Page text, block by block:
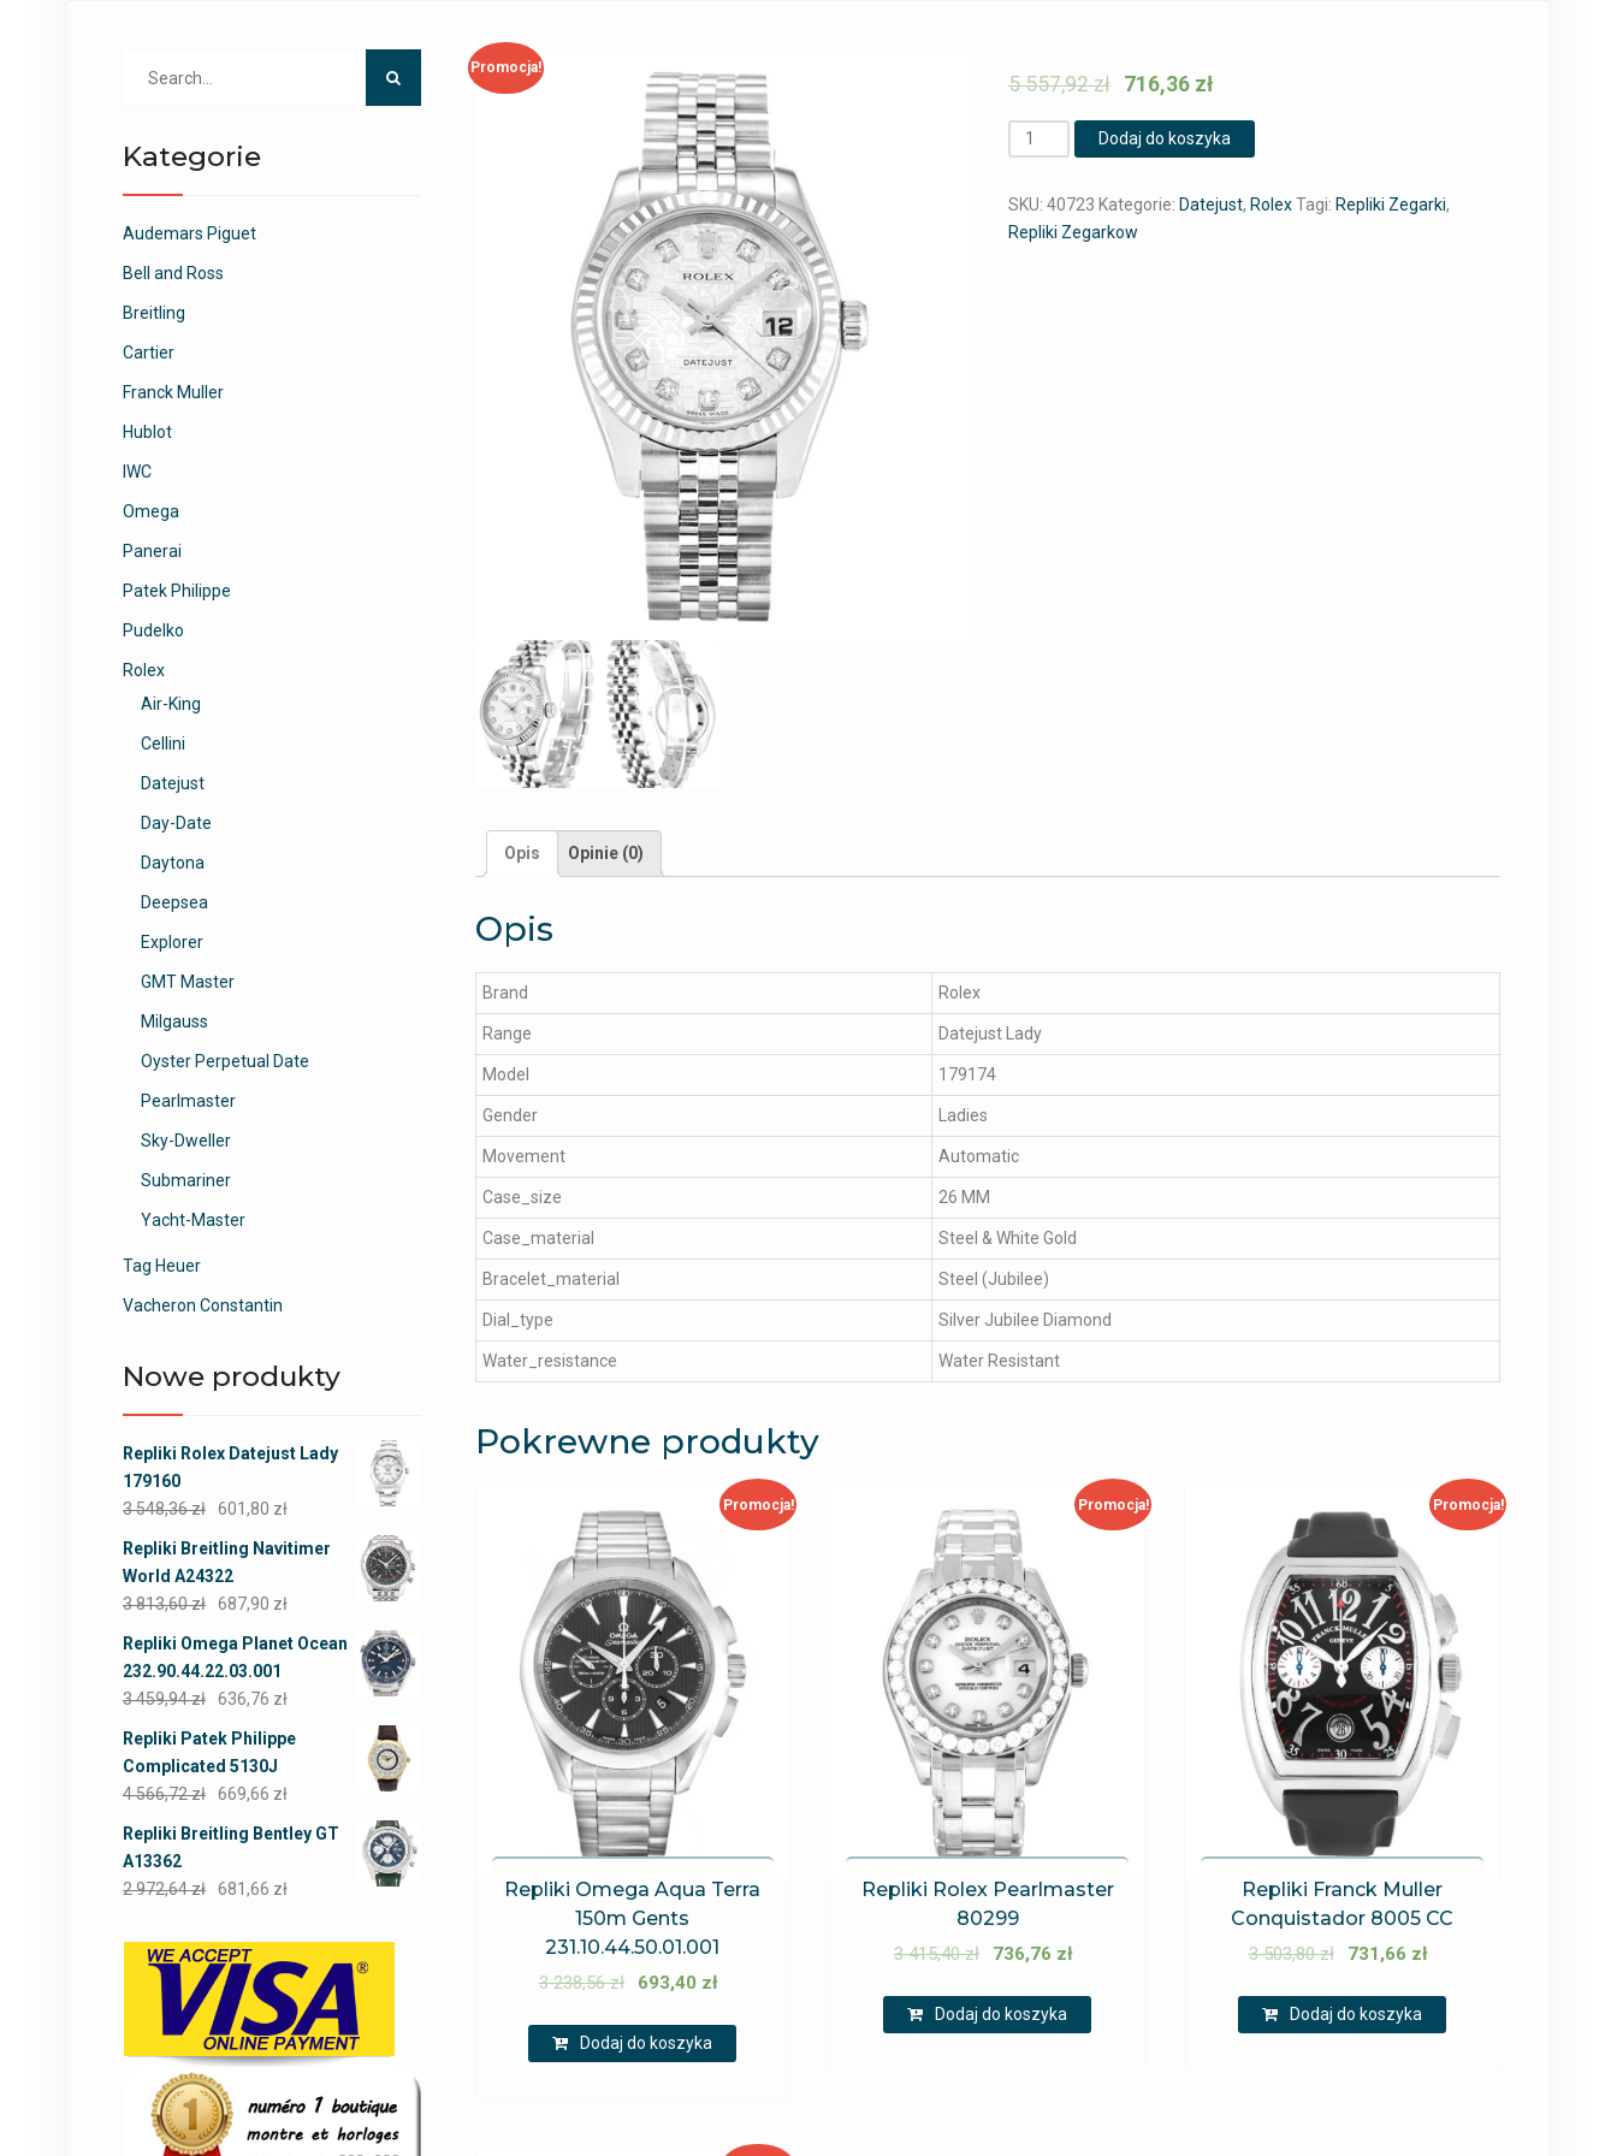
Promocja!
5 557,92zł 716,36 zł
Ilość Dodaj do koszyka
SKU: 40723 Kategorie: Datejust, RolexTagi: Repliki Zegarki,
Repliki Zegarkow
Opis Opinie (0)
Opis
Brand Rolex
Range Datejust Lady
Model 179174
Gender Ladies
Movement Automatic
Case_size 26 MM
Case_material Steel & White Gold
Bracelet_material Steel (Jubilee)
Dial_type Silver Jubilee Diamond
Water_resistance Water Resistant
Pokrewne produkty
Promocja!
Repliki Omega Aqua Terra
150m Gents
231.10.44.50.01.001
3 238,56zł 693,40 zł
Dodaj do koszyka
Promocja!
Repliki Rolex Pearlmaster
80299
3 415,40zł 736,76 zł
Dodaj do koszyka
Promocja!
Repliki Franck Muller
Conquistador 8005 CC
3 503,80zł 731,66 zł
Dodaj do koszyka
Kategorie
Audemars Piguet
Bell and Ross
Breitling
Cartier
Franck Muller
Hublot
IWC
Omega
Panerai
Patek Philippe
Pudelko
Rolex
Air-King
Cellini
Datejust
Day-Date
Daytona
Deepsea
Explorer
GMT Master
Milgauss
Oyster Perpetual Date
Pearlmaster
Sky-Dweller
Submariner
Yacht-Master
Tag Heuer
Vacheron Constantin
Nowe produkty
Repliki Rolex Datejust Lady
179160
3 548,36zł 601,80 zł
Repliki Breitling Navitimer
World A24322
3 813,60zł 687,90 zł
Repliki Omega Planet Ocean
232.90.44.22.03.001
3 459,94zł 636,76 zł
Repliki Patek Philippe
Complicated 5130J
4 566,72zł 669,66 zł
Repliki Breitling Bentley GT
A13362
2 972,64zł 681,66 zł